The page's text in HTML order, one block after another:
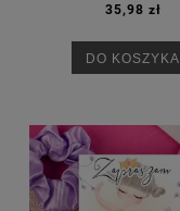
35,98 zł
DO KOSZYKA